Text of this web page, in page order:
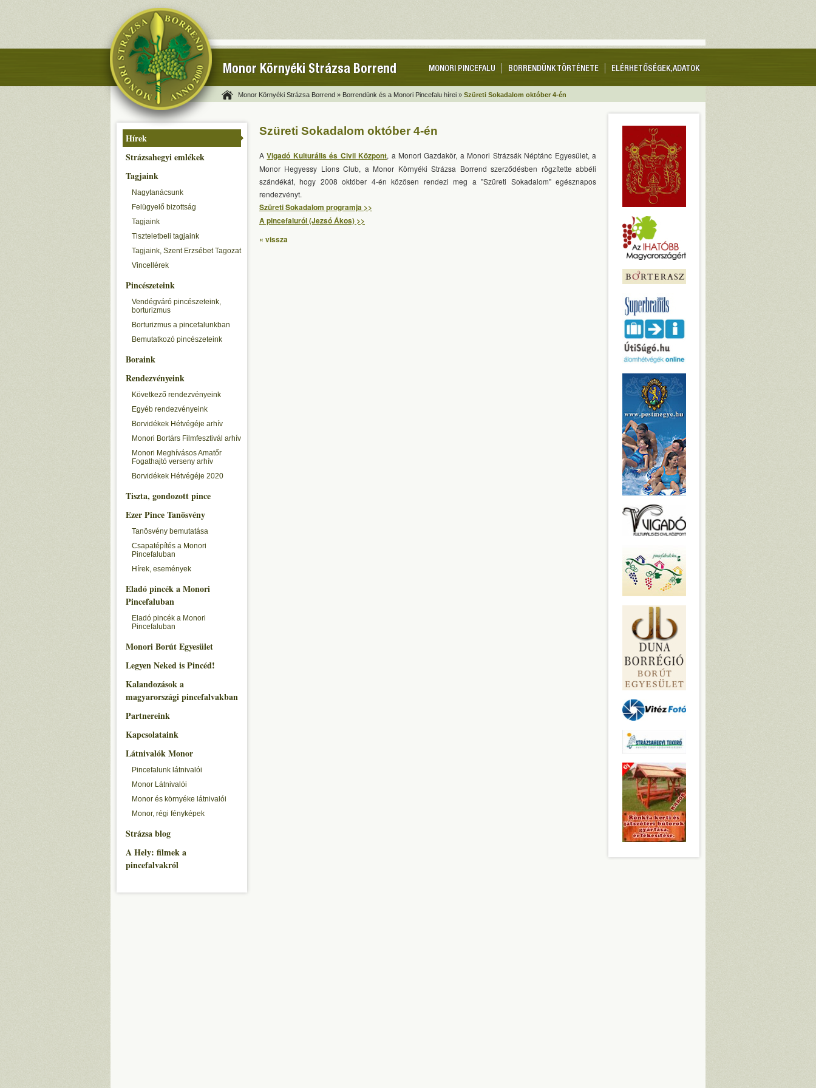
Monor Környéki Strázsa Borrend ELÉRHETŐSÉGEK, ADATOK
BORRENDÜNK TÖRTÉNETE
MONORI PINCEFALU
Monor Környéki Strázsa Borrend » Borrendünk és a Monori Pincefalu hírei » Szüreti Sokadalom október 4-én
Hírek
Strázsahegyi emlékek
Tagjaink
Nagytanácsunk
Felügyelő bizottság
Tagjaink
Tiszteletbeli tagjaink
Tagjaink, Szent Erzsébet Tagozat
Vincellérek
Pincészeteink
Vendégváró pincészeteink,
borturizmus
Borturizmus a pincefalunkban
Bemutatkozó pincészeteink
Boraink
Rendezvényeink
Következő rendezvényeink
Egyéb rendezvényeink
Borvidékek Hétvégéje arhív
Monori Bortárs Filmfesztivál arhív
Monori Meghívásos Amatőr
Fogathajtó verseny arhív
Borvidékek Hétvégéje 2020
Tiszta, gondozott pince
Ezer Pince Tanösvény
Tanösvény bemutatása
Csapatépítés a Monori
Pincefaluban
Hírek, események
Eladó pincék a Monori
Pincefaluban
Eladó pincék a Monori
Pincefaluban
Monori Borút Egyesület
Legyen Neked is Pincéd!
Kalandozások a
magyarországi pincefalvakban
Partnereink
Kapcsolataink
Látnivalók Monor
Pincefalunk látnivalói
Monor Látnivalói
Monor és környéke látnivalói
Monor, régi fényképek
Strázsa blog
A Hely: filmek a
pincefalvakról
Szüreti Sokadalom október 4-én
AVigadó Kulturális és Civil Központ, a Monori Gazdakör, a Monori Strázsák Néptánc Egyesület, a
Monor Hegyessy Lions Club, a Monor Környéki Strázsa Borrend szerződésben rögzítette abbéli
szándékát, hogy 2008 október 4-én közösen rendezi meg a "Szüreti Sokadalom" egésznapos
rendezvényt.
Szüreti Sokadalom programja >>
A pincefaluról (Jezsó Ákos) >>
« vissza